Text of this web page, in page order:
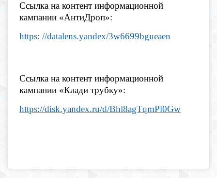
Ссылка на контент информационной
кампании «АнтиДроп»:
https: //datalens.yandex/3w6699bgueaen
Ссылка на контент информационной
кампании «Клади трубку»:
https://disk.yandex.ru/d/Bhl8agTqmPl0Gw